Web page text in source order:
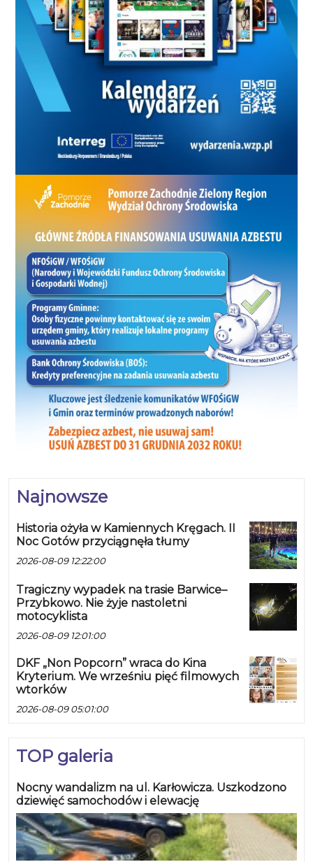
Najnowsze
Historia ożyła w Kamiennych Kręgach. II
Noc Gotów przyciągnęła tłumy
2026-08-09 12:22:00
Tragiczny wypadek na trasie Barwice–
Przybkowo. Nie żyje nastoletni
motocyklista
2026-08-09 12:01:00
DKF „Non Popcorn” wraca do Kina
Kryterium. We wrześniu pięć filmowych
wtorków
2026-08-09 05:01:00
TOP galeria
Nocny wandalizm na ul. Karłowicza. Uszkodzono
dziewięć samochodów i elewację